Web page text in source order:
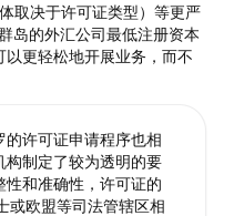
取决于许可证类型）等更严
岛的外汇公司最低注册资本
更轻松地开展业务，而不
的许可证申请程序也相
构制定了较为透明的要
和准确性，许可证的
或欧盟等司法管辖区相